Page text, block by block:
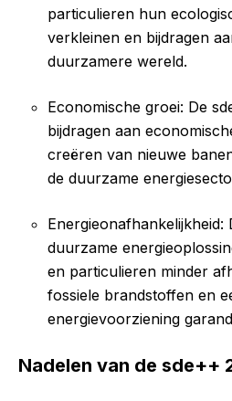
particulieren hun
verkleinen en bijdragen
duurzamere wereld.
Economische groei: De
bijdragen aan
creëren van nieuwe
de duurzame
duurzame
en particulieren minder
fossiele brandstoffen en
energievoorziening
Nadelen van de sde++